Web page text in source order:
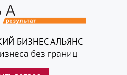
БИЗНЕС АЛЬЯНС
без границ